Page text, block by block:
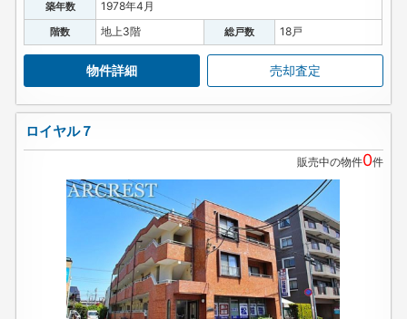
築年数 1978年4月
階数 地上3階 総戸数 18戸
物件詳細 売却査定
ロイヤル７
販売中の物件0件